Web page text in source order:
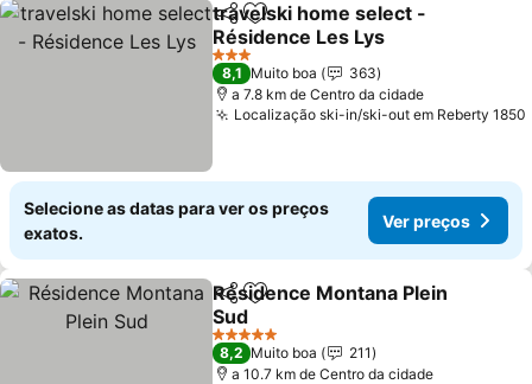
PartilharAdicionar aos favoritos
travelski home select -
Résidence Les Lys
Ver preços
3 Estrelas
8,1 Muito boa
363
a 7.8 km de Centro da cidade
Localização ski-in/ski-out em Reberty 1850
Selecione as datas para ver os preços
exatos.
Ver preços
PartilharAdicionar aos favoritos
Résidence Montana Plein
Sud
Ver preços
5 Estrelas
8,2 Muito boa
211
a 10.7 km de Centro da cidade